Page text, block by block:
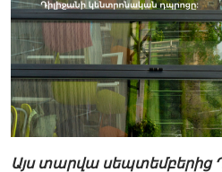
Այս տարվա սեպտեմբերից